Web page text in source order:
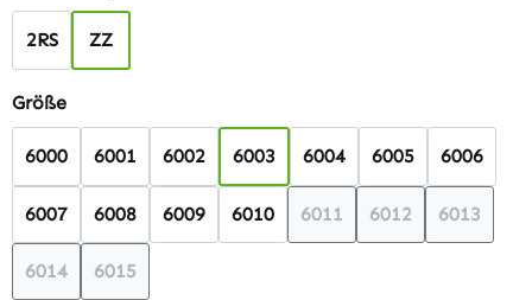
2RS ZZ
Größeauswählen
6000 6001 6002 6003 6004 6005 6006
6007 6008 6009 6010 6011 6012 6013
6014 6015